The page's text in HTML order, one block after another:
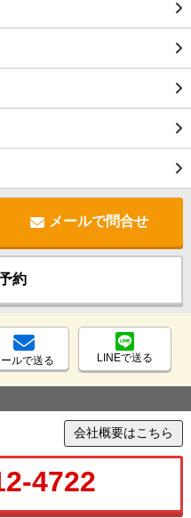
メールで問合せ
約
ールで送る LINEで送る
会社概要はこちら
4722